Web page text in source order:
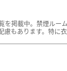
掲載中。禁煙ル
もあります。特に